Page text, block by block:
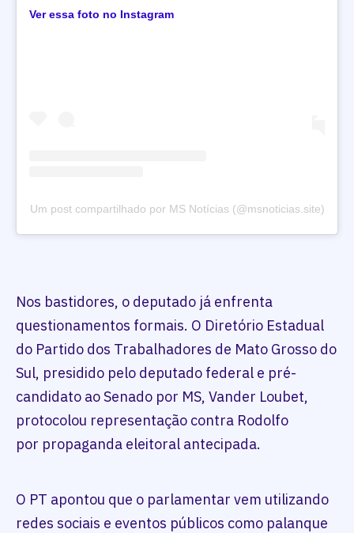
Ver essa foto no Instagram
Um post compartilhado por MS Notícias (@msnoticias.site)
Nos bastidores, o deputado já enfrenta
questionamentos formais. O Diretório Estadual
do Partido dos Trabalhadores de Mato Grosso do
Sul, presidido pelo deputado federal e pré-
candidato ao Senado por MS, Vander Loubet,
protocolou representação contra Rodolfo
por propaganda eleitoral antecipada.
O PT apontou que o parlamentar vem utilizando
redes sociais e eventos públicos como palanque